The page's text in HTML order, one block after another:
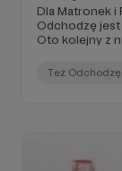
Dla Matronek
Odchodzę
Oto kolejny z
Też Odchodzę